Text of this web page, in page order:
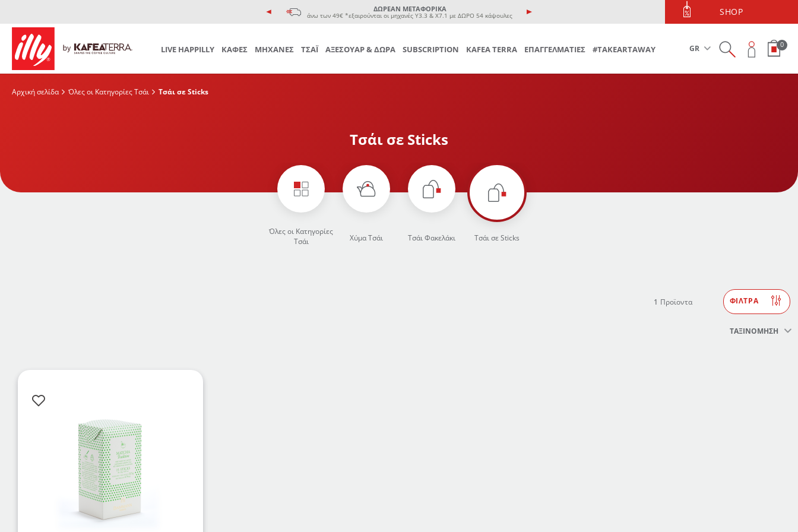
ΔΩΡΕΑΝ ΜΕΤΑΦΟΡΙΚΑ
άνω των 49€ *εξαιρούνται οι μηχανές Υ3.3 & Χ7.1 με ΔΩΡΟ 54 κάψουλες
ΤΗΛΕΦΩΝΙΚΕΣ ΠΑΡΑΓΓΕΛΙΕΣ
Τηλεφωνικές Παραγγελίες 213 090 5600SHOP
LIVE HAPPILLY ΚΑΦΕΣ ΜΗΧΑΝΕΣ ΤΣΑΪ ΑΞΕΣΟΥΑΡ & ΔΩΡΑ
Αξεσουάρ Τσαγιού
SUBSCRIPTION KAFEA TERRA ΕΠΑΓΓΕΛΜΑΤΙΕΣ #TAKEARTAWAY GR 0
Αρχική σελίδα Όλες οι Κατηγορίες Τσάι Τσάι σε Sticks
Τσάι σε Sticks
Όλες οι Κατηγορίες
Τσάι
Χύμα Τσάι Τσάι Φακελάκι Τσάι σε Sticks
1 Προϊοντα ΦΙΛΤΡΑ
ΤΑΞΙΝΟΜΗΣΗ